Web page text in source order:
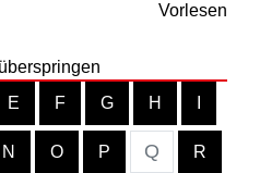
Vorlesen
E F G H
N O P Q R